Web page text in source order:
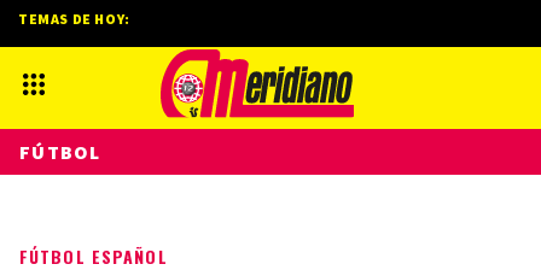
FÚTBOL ESPAÑOL
TEMAS DE HOY:
FÚTBOL